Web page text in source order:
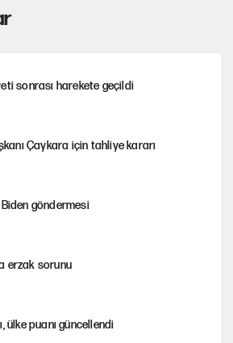
sonrası harekete geçildi
Çaykara için tahliye kararı
göndermesi
erzak sorunu
ülke puanı güncellendi